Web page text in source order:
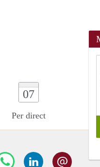
07
Per direct